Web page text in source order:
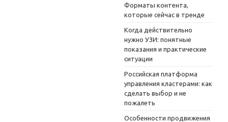
Форматы контента,
которые сейчас в тренде
Когда действительно
нужно УЗИ: понятные
показания и практические
ситуации
Российская платформа
управления кластерами: как
сделать выбор и не
пожалеть
Особенности продвижения